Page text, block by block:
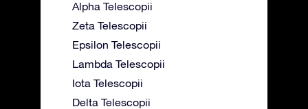
Alpha Telescopii
Zeta Telescopii
Epsilon Telescopii
Lambda Telescopii
Iota Telescopii
Delta Telescopii